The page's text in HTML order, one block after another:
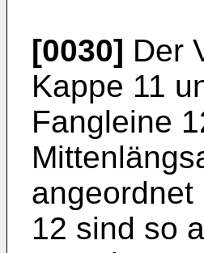
[0030] Der
Kappe 11
Fangleine
12 sind so